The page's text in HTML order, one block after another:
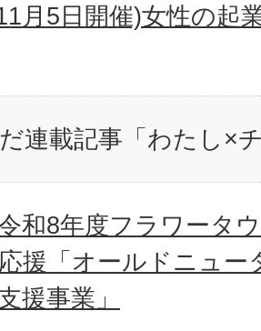
月5日開催)女性の起
連載記事「わたし×
令和8年度フラワータ
援「オールドニュー
援事業」